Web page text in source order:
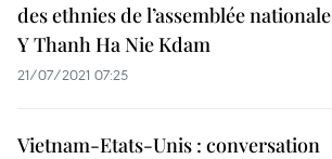
des ethnies de l’assemblée nationale
Y Thanh Ha Nie Kdam
21/07/2021 07:25
Vietnam-Etats-Unis : conversation